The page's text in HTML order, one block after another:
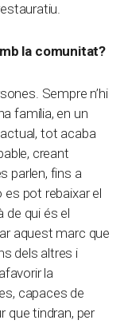
la comunitat?
Sempre n’hi
família, en un
tot acaba
creant
parlen, fins a
es pot rebaixar el
de qui és el
aquest marc que
dels altres i
la
capaces de
que tindran, per